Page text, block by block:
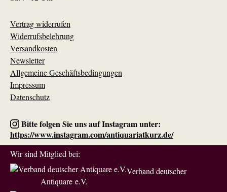
Vertrag widerrufen
Widerrufsbelehrung
Versandkosten
Newsletter
Allgemeine Geschäftsbedingungen
Impressum
Datenschutz
Bitte folgen Sie uns auf Instagram unter:
https://www.instagram.com/antiquariatkurz.de/
Wir sind Mitglied bei:
Verband deutscher
Antiquare e.V.